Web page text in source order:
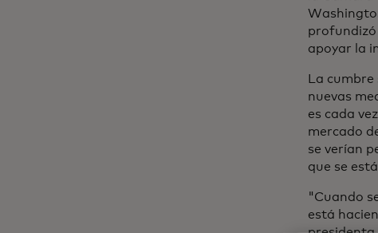
profundizó
apoyar la
La
nuevas
es cada
mercado
se verían
que se
"Cuando
está